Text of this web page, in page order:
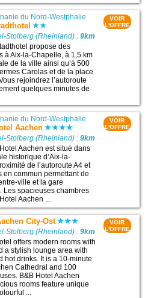
du Nord-Westphalie
Stolberg (Rheinland) :9km
propose des
à Aix-la-Chapelle, à 1,5 km
de la ville ainsi qu’à 500
Carolas et de la place
rejoindrez l’autoroute
quelques minutes de
VOIR
L'OFFRE
du Nord-Westphalie
Aachen
Stolberg (Rheinland) :9km
Aachen est situé dans
historique d’Aix-la-
de l’autoroute A4 et
en commun permettant de
ville et la gare
Les spacieuses chambres
Aachen ...
VOIR
L'OFFRE
City-Ost
Stolberg (Rheinland) :9km
offers modern rooms with
a stylish lounge area with
hot drinks. It is a 10-minute
Cathedral and 100
B&B Hotel Aachen
rooms feature unique
...
VOIR
L'OFFRE